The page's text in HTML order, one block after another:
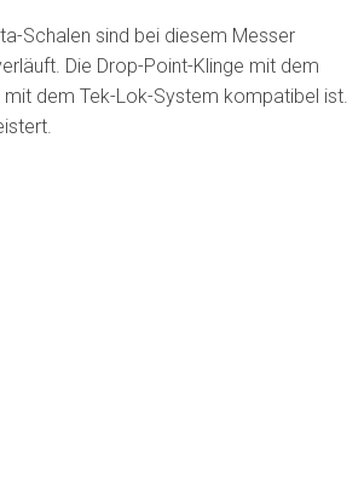
Schalen sind bei diesem Messer
Die Drop-Point-Klinge mit dem
dem Tek-Lok-System kompatibel ist.